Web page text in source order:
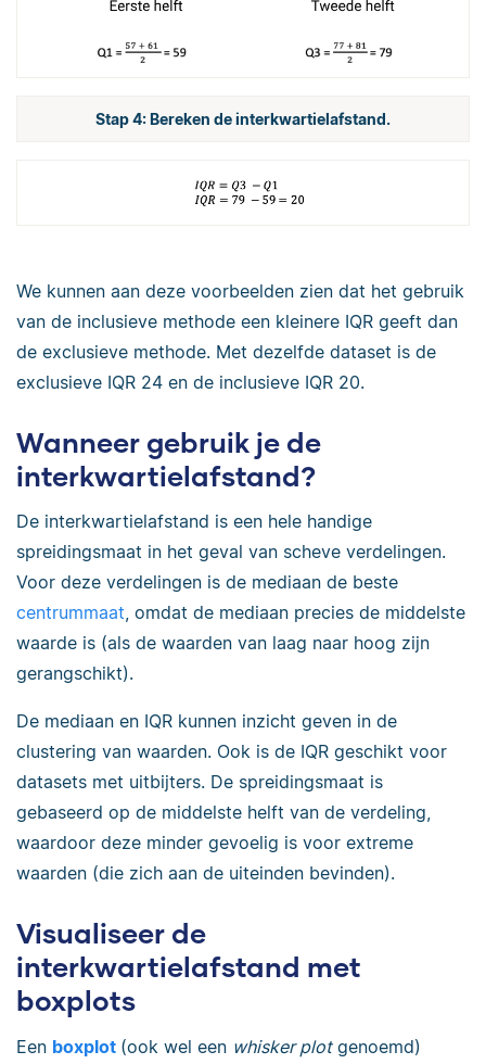
Stap 4: Bereken de interkwartielafstand.
We kunnen aan deze voorbeelden zien dat het gebruik
van de inclusieve methode een kleinere IQR geeft dan
de exclusieve methode. Met dezelfde dataset is de
exclusieve IQR 24 en de inclusieve IQR 20.
Wanneer gebruik je de
interkwartielafstand?
De interkwartielafstand is een hele handige
spreidingsmaat in het geval van scheve verdelingen.
Voor deze verdelingen is de mediaan de beste
centrummaat, omdat de mediaan precies de middelste
waarde is (als de waarden van laag naar hoog zijn
gerangschikt).
De mediaan en IQR kunnen inzicht geven in de
clustering van waarden. Ook is de IQR geschikt voor
datasets met uitbijters. De spreidingsmaat is
gebaseerd op de middelste helft van de verdeling,
waardoor deze minder gevoelig is voor extreme
waarden (die zich aan de uiteinden bevinden).
Visualiseer de
interkwartielafstand met
boxplots
Een boxplot (ook wel een whisker plotgenoemd)